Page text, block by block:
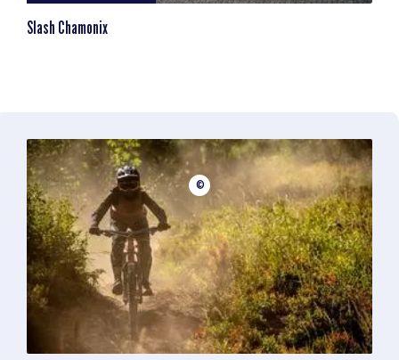
Slash Chamonix
©